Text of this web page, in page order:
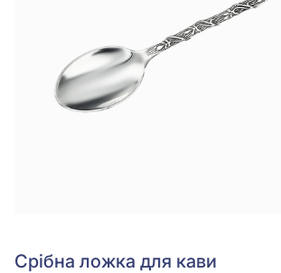
Срiбна ложка для кави